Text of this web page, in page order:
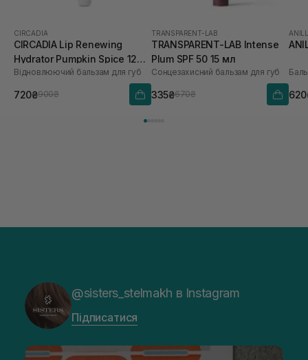
CIRCADIA
CIRCADIA Lip Renewing
Hydrator Pumpkin Spice 12
мл
Відновлюючий бальзам для губ
720₴900₴
TRANSPARENT-LAB
TRANSPARENT-LAB Intense
Plum SPF 50 15 мл
Сонцезахисний бальзам для губ
335₴670₴
@sisters_stelmakh в Instagram
Підписатися